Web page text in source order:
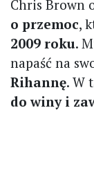
Chris Brown
o przemoc,
2009 roku.
napaść na
Rihannę. W
do winy i